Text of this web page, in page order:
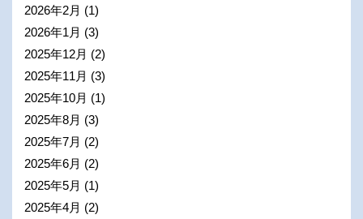
2026年2月 (1)
2026年1月 (3)
2025年12月 (2)
2025年11月 (3)
2025年10月 (1)
2025年8月 (3)
2025年7月 (2)
2025年6月 (2)
2025年5月 (1)
2025年4月 (2)